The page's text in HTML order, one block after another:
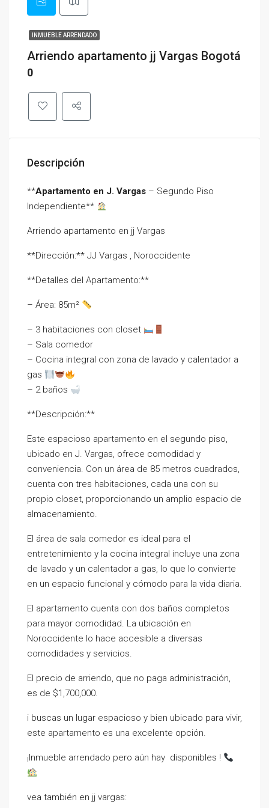
INMUEBLE ARRENDADO
Arriendo apartamento jj Vargas Bogotá
0
Descripción
**Apartamento en J. Vargas – Segundo Piso
Independiente**
Arriendo apartamento en jj Vargas
**Dirección:** JJ Vargas , Noroccidente
**Detalles del Apartamento:**
– Área: 85m²
– 3 habitaciones con closet
– Sala comedor
– Cocina integral con zona de lavado y calentador a
gas
– 2 baños
**Descripción:**
Este espacioso apartamento en el segundo piso,
ubicado en J. Vargas, ofrece comodidad y
conveniencia. Con un área de 85 metros cuadrados,
cuenta con tres habitaciones, cada una con su
propio closet, proporcionando un amplio espacio de
almacenamiento.
El área de sala comedor es ideal para el
entretenimiento y la cocina integral incluye una zona
de lavado y un calentador a gas, lo que lo convierte
en un espacio funcional y cómodo para la vida diaria.
El apartamento cuenta con dos baños completos
para mayor comodidad. La ubicación en
Noroccidente lo hace accesible a diversas
comodidades y servicios.
El precio de arriendo, que no paga administración,
es de $1,700,000.
i buscas un lugar espacioso y bien ubicado para vivir,
este apartamento es una excelente opción.
¡Inmueble arrendado pero aún hay disponibles !
vea también en jj vargas: